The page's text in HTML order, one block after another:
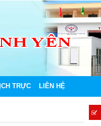
TRỰC LIÊN HỆ